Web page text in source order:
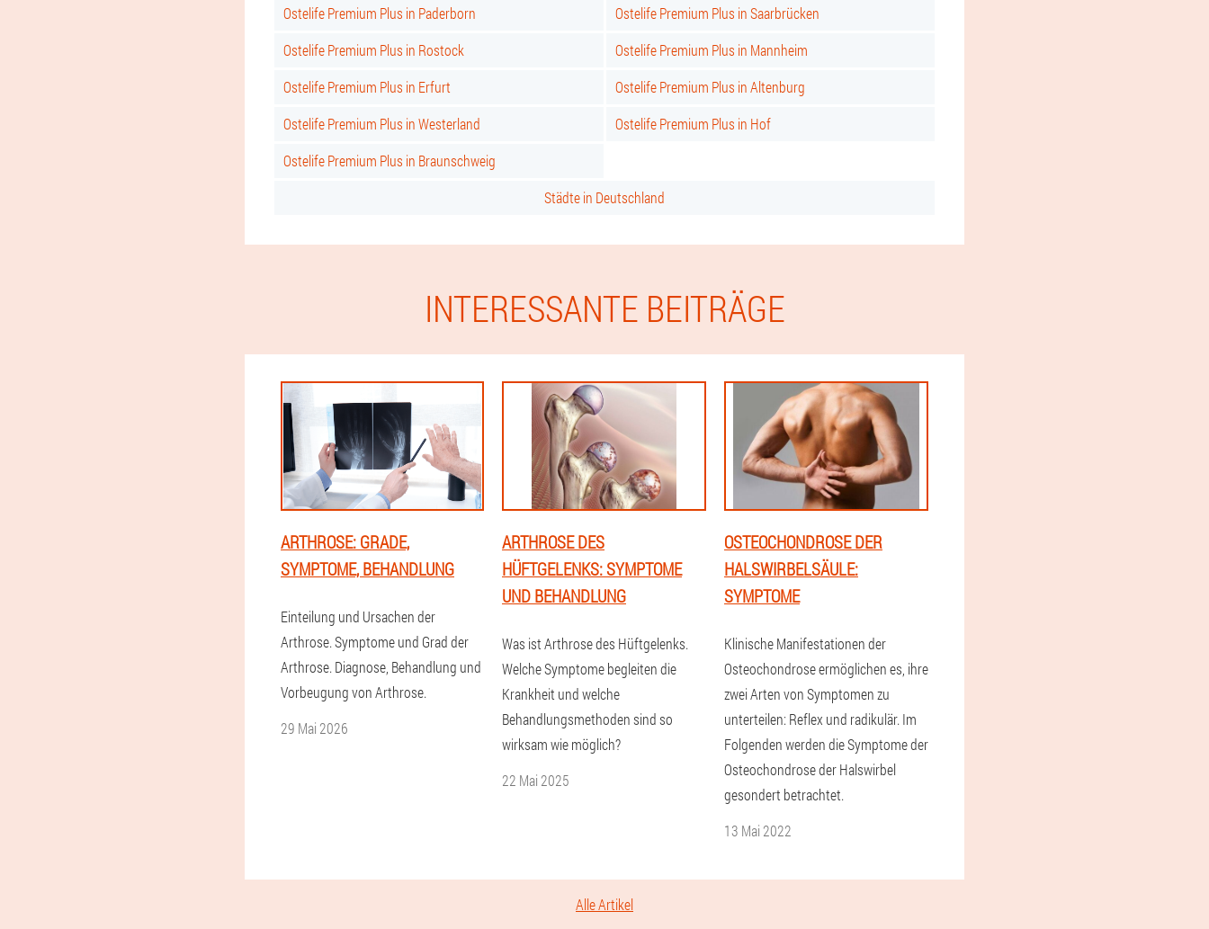
Ostelife Premium Plus in Paderborn
Ostelife Premium Plus in Saarbrücken
Ostelife Premium Plus in Rostock
Ostelife Premium Plus in Mannheim
Ostelife Premium Plus in Erfurt
Ostelife Premium Plus in Altenburg
Ostelife Premium Plus in Westerland
Ostelife Premium Plus in Hof
Ostelife Premium Plus in Braunschweig
Städte in Deutschland
INTERESSANTE BEITRÄGE
ARTHROSE: GRADE,
SYMPTOME, BEHANDLUNG
Einteilung und Ursachen der
Arthrose. Symptome und Grad der
Arthrose. Diagnose, Behandlung und
Vorbeugung von Arthrose.
29 Mai 2026
ARTHROSE DES
HÜFTGELENKS: SYMPTOME
UND BEHANDLUNG
Was ist Arthrose des Hüftgelenks.
Welche Symptome begleiten die
Krankheit und welche
Behandlungsmethoden sind so
wirksam wie möglich?
22 Mai 2025
OSTEOCHONDROSE DER
HALSWIRBELSÄULE:
SYMPTOME
Klinische Manifestationen der
Osteochondrose ermöglichen es, ihre
zwei Arten von Symptomen zu
unterteilen: Reflex und radikulär. Im
Folgenden werden die Symptome der
Osteochondrose der Halswirbel
gesondert betrachtet.
13 Mai 2022
Alle Artikel